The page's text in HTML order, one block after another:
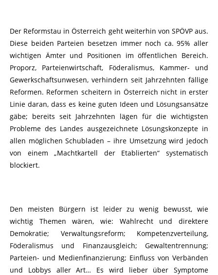
Der Reformstau in Österreich geht weiterhin von SPÖVP aus.
Diese beiden Parteien besetzen immer noch ca. 95% aller
wichtigen Ämter und Positionen im öffentlichen Bereich.
Proporz, Parteienwirtschaft, Föderalismus, Kammer- und
Gewerkschaftsunwesen, verhindern seit Jahrzehnten fällige
Reformen. Reformen scheitern in Österreich nicht in erster
Linie daran, dass es keine guten Ideen und Lösungsansätze
gäbe; bereits seit Jahrzehnten lägen für die wichtigsten
Probleme des Landes ausgezeichnete Lösungskonzepte in
allen möglichen Schubladen – ihre Umsetzung wird jedoch
von einem „Machtkartell der Etablierten“ systematisch
blockiert.
Den meisten Bürgern ist leider zu wenig bewusst, wie
wichtig Themen wären, wie: Wahlrecht und direktere
Demokratie; Verwaltungsreform; Kompetenzverteilung,
Föderalismus und Finanzausgleich; Gewaltentrennung;
Parteien- und Medienfinanzierung; Einfluss von Verbänden
und Lobbys aller Art… Es wird lieber über Symptome